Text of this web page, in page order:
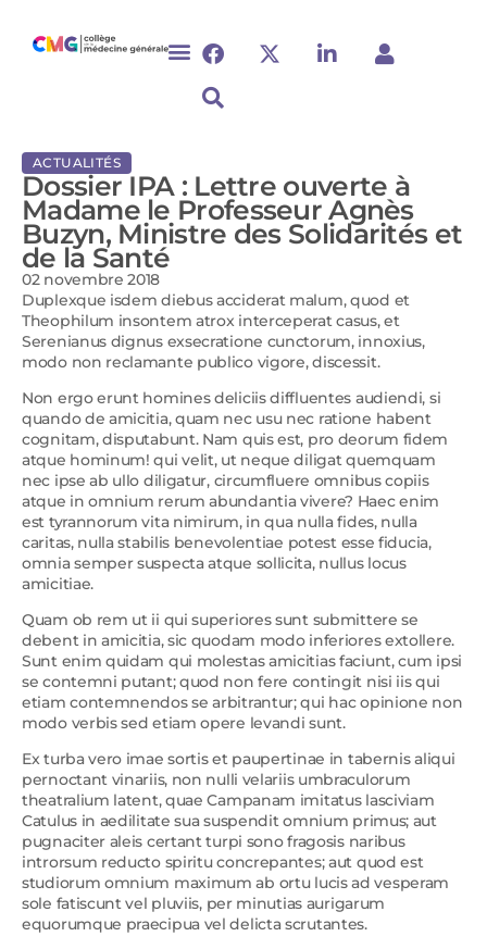
ACTUALITÉS
Dossier IPA : Lettre ouverte à
Madame le Professeur Agnès
Buzyn, Ministre des Solidarités et
de la Santé
02 novembre 2018
Duplexque isdem diebus acciderat malum, quod et
Theophilum insontem atrox interceperat casus, et
Serenianus dignus exsecratione cunctorum, innoxius,
modo non reclamante publico vigore, discessit.
Non ergo erunt homines deliciis diffluentes audiendi, si
quando de amicitia, quam nec usu nec ratione habent
cognitam, disputabunt. Nam quis est, pro deorum fidem
atque hominum! qui velit, ut neque diligat quemquam
nec ipse ab ullo diligatur, circumfluere omnibus copiis
atque in omnium rerum abundantia vivere? Haec enim
est tyrannorum vita nimirum, in qua nulla fides, nulla
caritas, nulla stabilis benevolentiae potest esse fiducia,
omnia semper suspecta atque sollicita, nullus locus
amicitiae.
Quam ob rem ut ii qui superiores sunt submittere se
debent in amicitia, sic quodam modo inferiores extollere.
Sunt enim quidam qui molestas amicitias faciunt, cum ipsi
se contemni putant; quod non fere contingit nisi iis qui
etiam contemnendos se arbitrantur; qui hac opinione non
modo verbis sed etiam opere levandi sunt.
Ex turba vero imae sortis et paupertinae in tabernis aliqui
pernoctant vinariis, non nulli velariis umbraculorum
theatralium latent, quae Campanam imitatus lasciviam
Catulus in aedilitate sua suspendit omnium primus; aut
pugnaciter aleis certant turpi sono fragosis naribus
introrsum reducto spiritu concrepantes; aut quod est
studiorum omnium maximum ab ortu lucis ad vesperam
sole fatiscunt vel pluviis, per minutias aurigarum
equorumque praecipua vel delicta scrutantes.